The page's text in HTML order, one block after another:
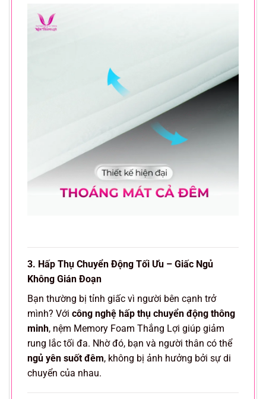
3. Hấp Thụ Chuyển Động Tối Ưu – Giấc Ngủ
Không Gián Đoạn
Bạn thường bị tỉnh giấc vì người bên cạnh trở
mình? Với công nghệ hấp thụ chuyển động thông
minh, nệm Memory Foam Thắng Lợi giúp giảm
rung lắc tối đa. Nhờ đó, bạn và người thân có thể
ngủ yên suốt đêm, không bị ảnh hưởng bởi sự di
chuyển của nhau.